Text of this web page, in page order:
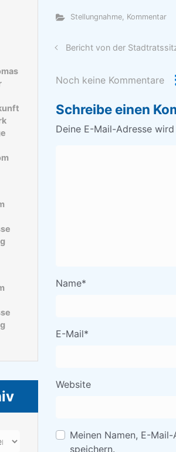
Stellungnahme, Kommentar
Bericht von der
Noch keine Kommentare
Schreibe einen
Deine E-Mail-Adresse
Name*
E-Mail*
Website
Meinen Namen, E-
speichern.